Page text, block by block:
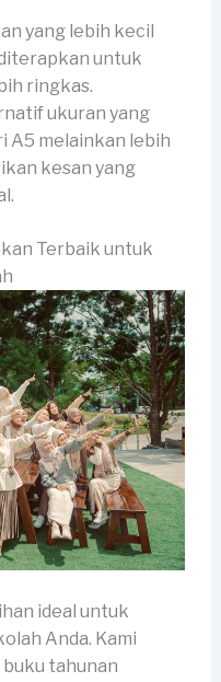
yang lebih kecil
untuk
ringkas.
ukuran yang
A5 melainkan lebih
kesan yang
Terbaik untuk
ideal untuk
Anda. Kami
tahunan